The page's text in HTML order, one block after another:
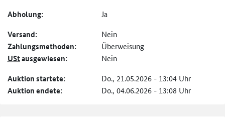
Abholung: Ja
Versand: Nein
Zahlungs­methoden: Überweisung
UStausgewiesen: Nein
Auktion startete: Do., 21.05.2026 - 13:04 Uhr
Auktion endete: Do., 04.06.2026 - 13:08 Uhr